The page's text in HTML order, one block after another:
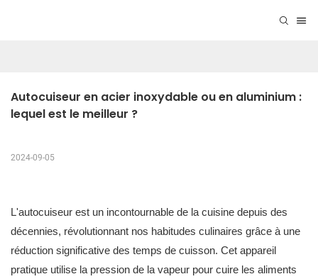
Autocuiseur en acier inoxydable ou en aluminium :
lequel est le meilleur ?
2024-09-05
L'autocuiseur est un incontournable de la cuisine depuis des
décennies, révolutionnant nos habitudes culinaires grâce à une
réduction significative des temps de cuisson. Cet appareil
pratique utilise la pression de la vapeur pour cuire les aliments